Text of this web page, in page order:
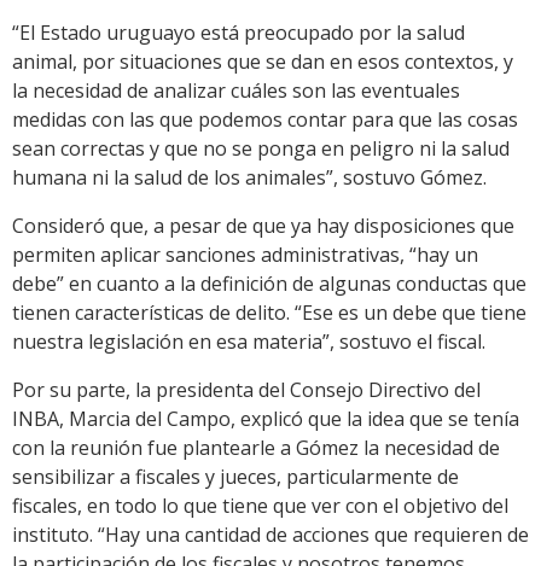
“El Estado uruguayo está preocupado por la salud
animal, por situaciones que se dan en esos contextos, y
la necesidad de analizar cuáles son las eventuales
medidas con las que podemos contar para que las cosas
sean correctas y que no se ponga en peligro ni la salud
humana ni la salud de los animales”, sostuvo Gómez.
Consideró que, a pesar de que ya hay disposiciones que
permiten aplicar sanciones administrativas, “hay un
debe” en cuanto a la definición de algunas conductas que
tienen características de delito. “Ese es un debe que tiene
nuestra legislación en esa materia”, sostuvo el fiscal.
Por su parte, la presidenta del Consejo Directivo del
INBA, Marcia del Campo, explicó que la idea que se tenía
con la reunión fue plantearle a Gómez la necesidad de
sensibilizar a fiscales y jueces, particularmente de
fiscales, en todo lo que tiene que ver con el objetivo del
instituto. “Hay una cantidad de acciones que requieren de